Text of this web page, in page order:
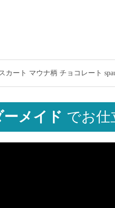
カート マウナ柄 チョコレート
ーメイド でお仕